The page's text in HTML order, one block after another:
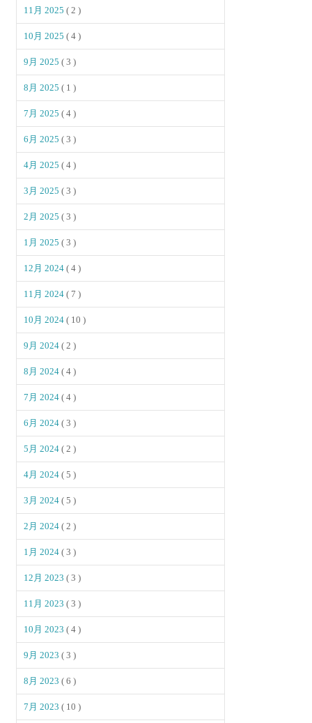
11月 2025( 2 )
10月 2025( 4 )
9月 2025( 3 )
8月 2025( 1 )
7月 2025( 4 )
6月 2025( 3 )
4月 2025( 4 )
3月 2025( 3 )
2月 2025( 3 )
1月 2025( 3 )
12月 2024( 4 )
11月 2024( 7 )
10月 2024( 10 )
9月 2024( 2 )
8月 2024( 4 )
7月 2024( 4 )
6月 2024( 3 )
5月 2024( 2 )
4月 2024( 5 )
3月 2024( 5 )
2月 2024( 2 )
1月 2024( 3 )
12月 2023( 3 )
11月 2023( 3 )
10月 2023( 4 )
9月 2023( 3 )
8月 2023( 6 )
7月 2023( 10 )